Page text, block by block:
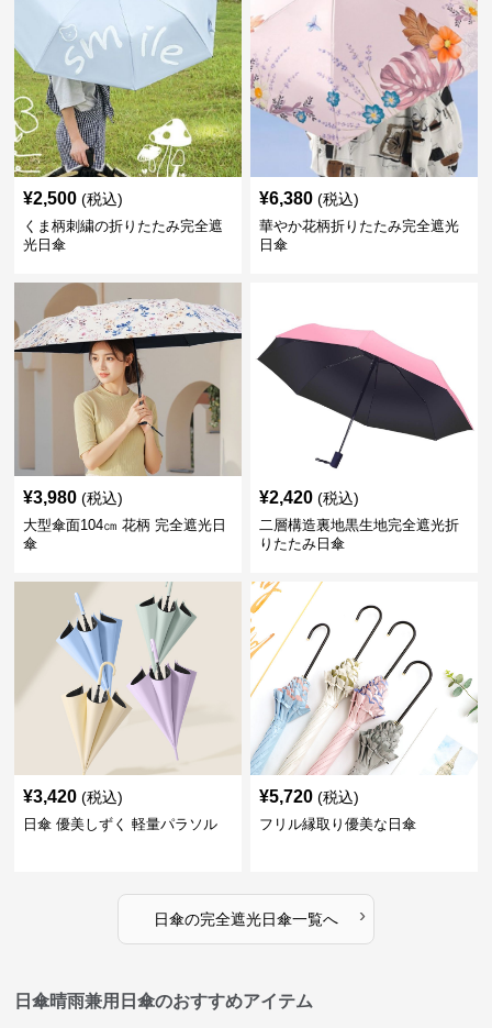
¥2,500 (税込)
くま柄刺繍の折りたたみ完全遮
光日傘
¥6,380 (税込)
華やか花柄折りたたみ完全遮光
日傘
¥3,980 (税込)
大型傘面104㎝ 花柄 完全遮光日
傘
¥2,420 (税込)
二層構造裏地黒生地完全遮光折
りたたみ日傘
¥3,420 (税込)
日傘 優美しずく 軽量パラソル
¥5,720 (税込)
フリル縁取り優美な日傘
日傘の完全遮光日傘一覧へ ›
日傘晴雨兼用日傘のおすすめアイテム